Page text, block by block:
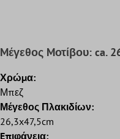
Mέγεθος Mοτίβου: ca.
Χρώμα:
Μπεζ
Μέγεθος Πλακιδίων:
26,3x47,5cm
Eπιφάνεια: